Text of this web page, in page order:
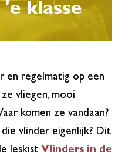
klasse
en regelmatig op een
vliegen, mooi
komen ze vandaan?
vlinder eigenlijk? Dit
leskist Vlinders in de